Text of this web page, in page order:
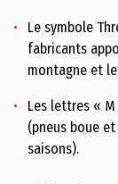
Le symbole
fabricants
montagne et
Les lettres «
(pneus boue
saisons).